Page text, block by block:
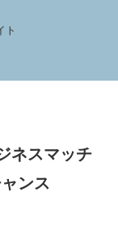
ト
ネスマッチ
ンス